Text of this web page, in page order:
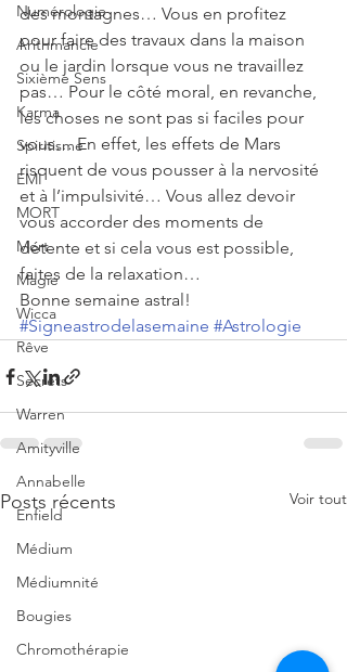
Numérologie
Arithmancie
Sixième Sens
Karma
Spiritisme
EMI
MORT
Mort
Magie
Wicca
Rêve
Secrets
Warren
Amityville
Annabelle
Enfield
Médium
Médiumnité
Bougies
Chromothérapie
des montagnes… Vous en profitez
pour faire des travaux dans la maison
ou le jardin lorsque vous ne travaillez
pas… Pour le côté moral, en revanche,
les choses ne sont pas si faciles pour
vous… En effet, les effets de Mars
risquent de vous pousser à la nervosité
et à l’impulsivité… Vous allez devoir
vous accorder des moments de
détente et si cela vous est possible,
faites de la relaxation…
Bonne semaine astral!
#Signeastrodelasemaine #Astrologie
Posts récents Voir tout